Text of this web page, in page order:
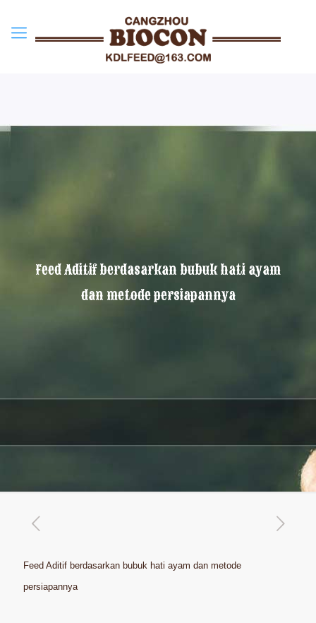
Feed Aditif berdasarkan bubuk hati ayam
dan metode persiapannya
Feed Aditif berdasarkan bubuk hati ayam dan metode
persiapannya